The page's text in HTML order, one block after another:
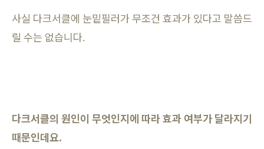
사실 다크서클에 눈밑필러가 무조건 효과가 있다고 말씀드
릴 수는 없습니다.
다크서클의 원인이 무엇인지에 따라 효과 여부가 달라지기
때문인데요.